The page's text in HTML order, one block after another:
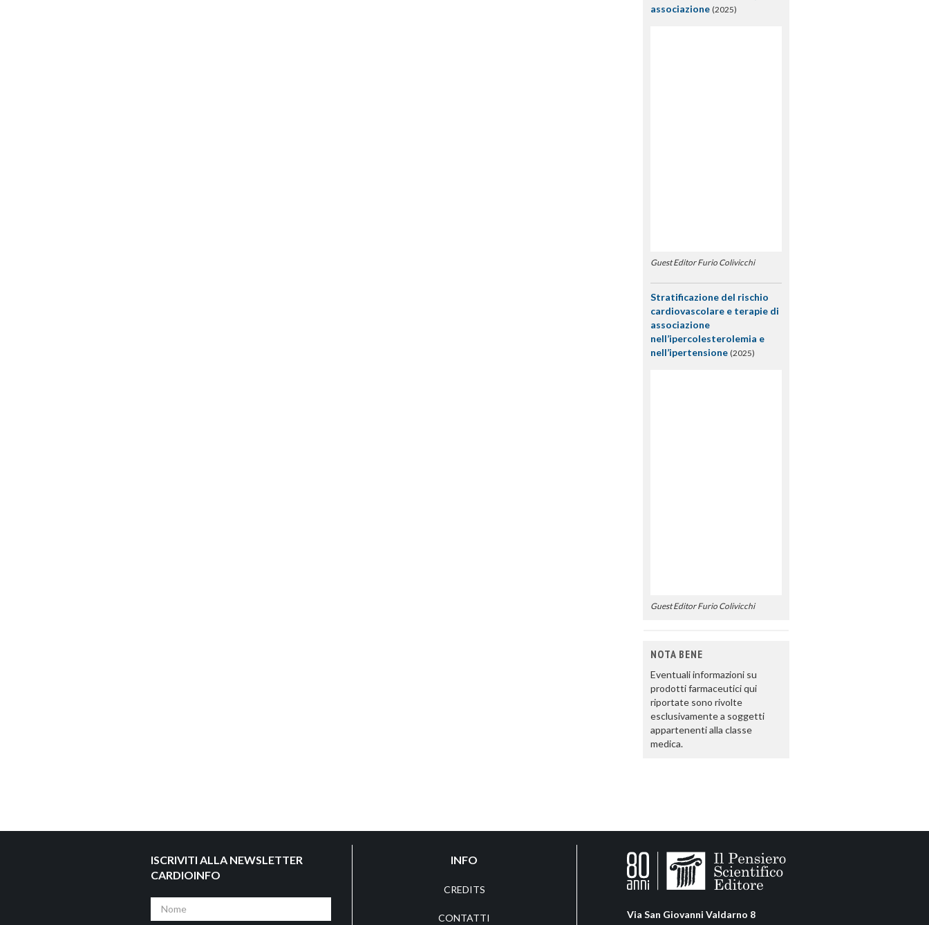
associazione (2025)
Guest Editor Furio Colivicchi
Stratificazione del rischio
cardiovascolare e terapie di
associazione
nell’ipercolesterolemia e
nell’ipertensione (2025)
Guest Editor Furio Colivicchi
NOTA BENE
Eventuali informazioni su
prodotti farmaceutici qui
riportate sono rivolte
esclusivamente a soggetti
appartenenti alla classe
medica.
ISCRIVITI ALLA NEWSLETTER
CARDIOINFO
Nome
INFO
CREDITS
CONTATTI
Via San Giovanni Valdarno 8